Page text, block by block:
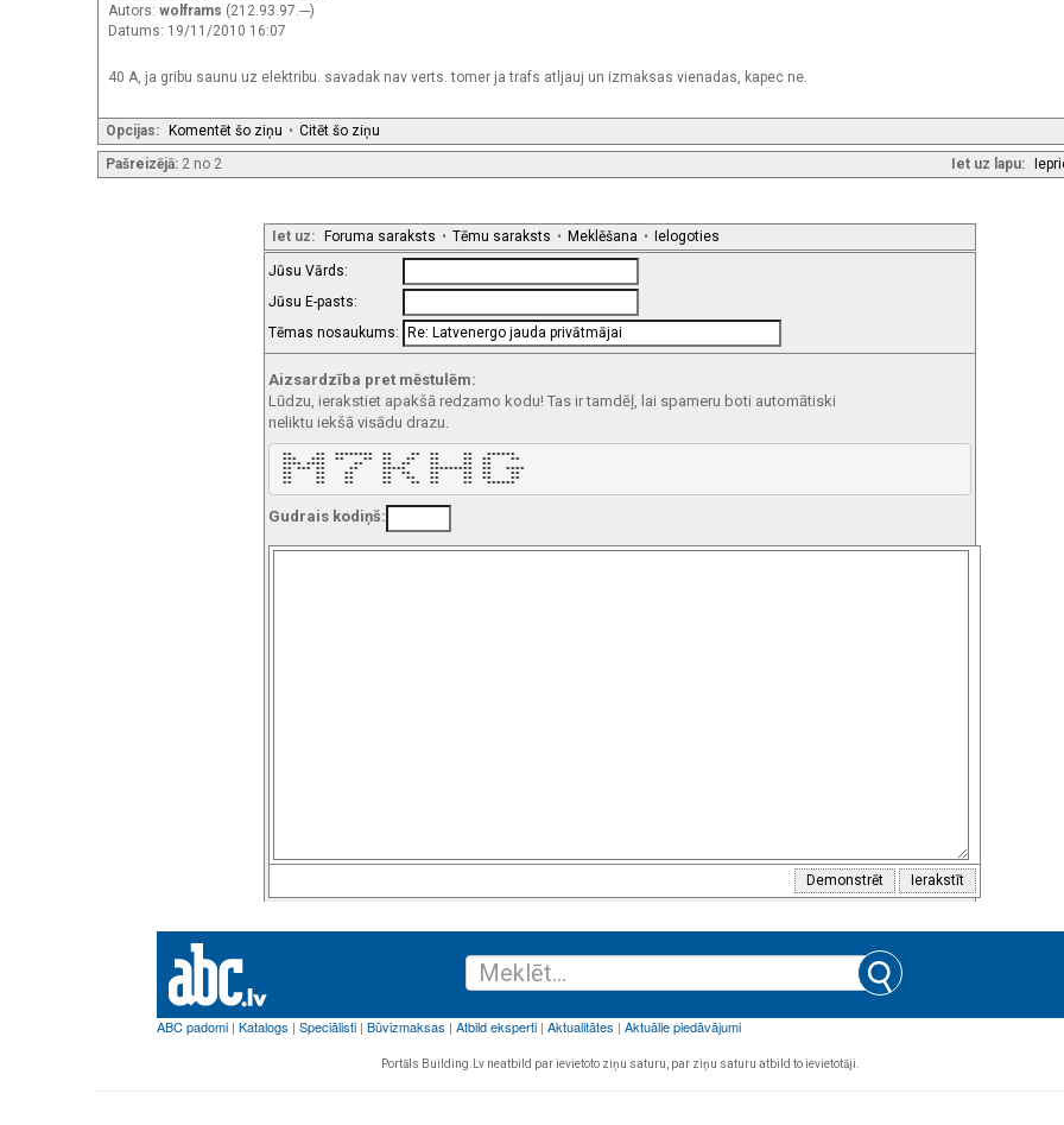
Autors: wolframs (212.93.97.---)
Datums: 19/11/2010 16:07
40 A, ja gribu saunu uz elektribu. savadak nav verts. tomer ja trafs atljauj un izmaksas vienadas, kapec ne.
Opcijas: Komentēt šo ziņu • Citēt šo ziņu
Iet uz lapu:
Pašreizējā: 2 no 2
Iet uz: Foruma saraksts • Tēmu saraksts • Meklēšana • Ielogoties
Jūsu Vārds:
Jūsu E-pasts:
Tēmas nosaukums:
Aizsardzība pret mēstulēm:
Lūdzu, ierakstiet apakšā redzamo kodu! Tas ir tamdēļ, lai spameru boti automātiski
neliktu iekšā visādu drazu.
**     **  ********  **    **  **     **   ******
***   ***  **    **  **   **   **     **  **    **
**** ****      **    **  **    **     **  **
** *** **     **     *****     *********  **   ****
**     **    **      **  **    **     **  **    **
**     **    **      **   **   **     **  **    **
**     **    **      **    **  **     **   ******
Gudrais kodiņš:
Portāls Building.Lv neatbild par ievietoto ziņu saturu, par ziņu saturu atbild to ievietotāji.